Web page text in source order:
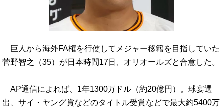
巨人から海外FA権を行使してメジャー移籍を目指していた
菅野智之（35）が日本時間17日、オリオールズと合意した。
AP通信によれば、1年1300万ドル（約20億円）。球宴選
出、サイ・ヤング賞などのタイトル受賞などで最大約5400万